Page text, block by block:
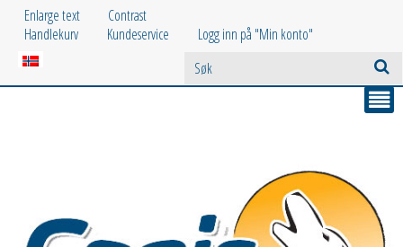
Enlarge text
Contrast
Handlekurv
Kundeservice Logg inn på "Min konto"